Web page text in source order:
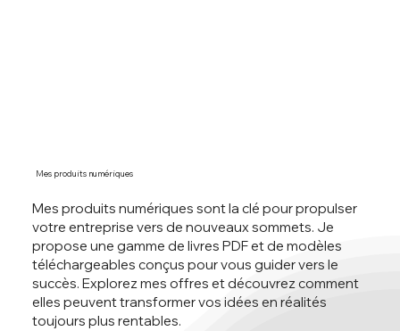
Mes produits numériques
Mes produits numériques sont la clé pour propulser
votre entreprise vers de nouveaux sommets. Je
propose une gamme de livres PDF et de modèles
téléchargeables conçus pour vous guider vers le
succès. Explorez mes offres et découvrez comment
elles peuvent transformer vos idées en réalités
toujours plus rentables.